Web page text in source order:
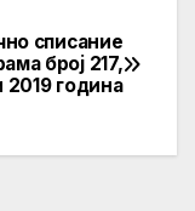
списание
број 217,
2019 година